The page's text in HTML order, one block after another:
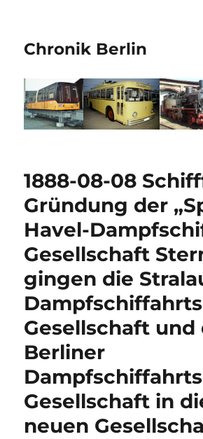
Chronik Berlin
1888-08-08
Gründung der
Havel-
Gesellschaft
gingen die
Gesellschaft und
Berliner
Gesellschaft in
neuen